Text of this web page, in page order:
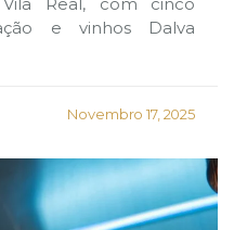
e vinhos Dalva
Novembro 17, 2025